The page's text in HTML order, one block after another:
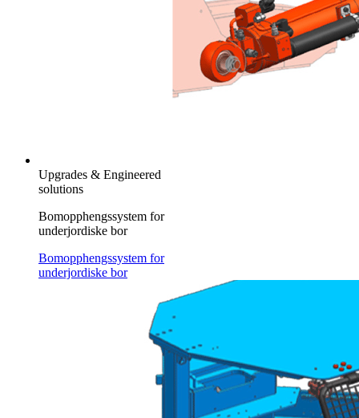
Upgrades & Engineered
solutions
Bomopphengssystem for
underjordiske bor
Bomopphengssystem for
underjordiske bor